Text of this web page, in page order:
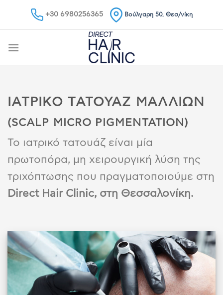
content
+30 6980256365 Βούλγαρη 50, Θεσ/νίκη
ΙΑΤΡΙΚΟ ΤΑΤΟΥΑΖ ΜΑΛΛΙΩΝ
(SCALP MICRO PIGMENTATION)
Το ιατρικό τατουάζ είναι μία
πρωτοπόρα, μη χειρουργική λύση της
τριχόπτωσης που πραγματοποιούμε στη
Direct Hair Clinic, στη Θεσσαλονίκη.